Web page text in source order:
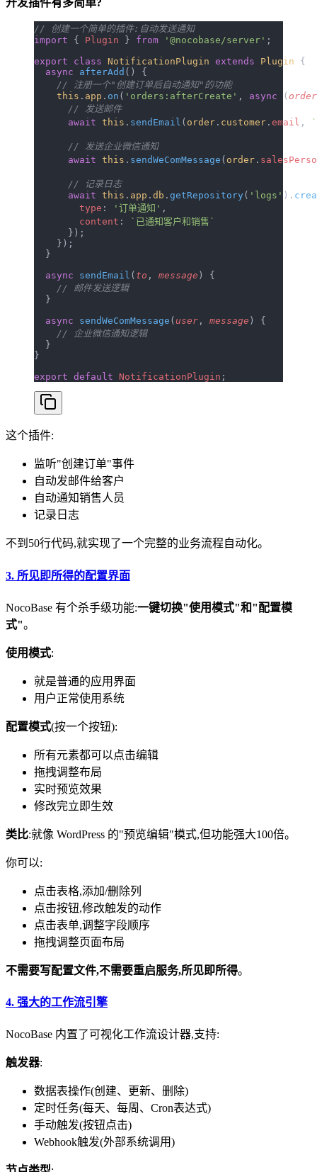
开发插件有多简单?
// 创建一个简单的插件:自动发送通知
import { Plugin } from '@nocobase/server' ;
export class NotificationPlugin extends Plugin {
  async
afterAdd () {
    // 注册一个"创建订单后自动通知"的功能
    this
. app . on ( 'orders:afterCreate' , async ( order
      // 发送邮件
      await
this . sendEmail ( order . customer . email ,
      // 发送企业微信通知
      await
this . sendWeComMessage ( order .
      // 记录日志
      await
this . app . db . getRepository ( 'logs' ).
        type
: '订单通知' ,
        content
:
`已通知客户和销售`
      });
    });
  }
  async
sendEmail ( to , message ) {
    // 邮件发送逻辑
  }
  async
sendWeComMessage ( user , message ) {
    // 企业微信通知逻辑
  }
}
export default NotificationPlugin ;
这个插件:
监听"创建订单"事件
自动发邮件给客户
自动通知销售人员
记录日志
不到50行代码,就实现了一个完整的业务流程自动化。
3. 所见即所得的配置界面
NocoBase 有个杀手级功能:一键切换"使用模式"和"配置模
式"。
使用模式:
就是普通的应用界面
用户正常使用系统
配置模式(按一个按钮):
所有元素都可以点击编辑
拖拽调整布局
实时预览效果
修改完立即生效
类比:就像 WordPress 的"预览编辑"模式,但功能强大100倍。
你可以:
点击表格,添加/删除列
点击按钮,修改触发的动作
点击表单,调整字段顺序
拖拽调整页面布局
不需要写配置文件,不需要重启服务,所见即所得。
4. 强大的工作流引擎
NocoBase 内置了可视化工作流设计器,支持:
触发器:
数据表操作(创建、更新、删除)
定时任务(每天、每周、Cron表达式)
手动触发(按钮点击)
Webhook触发(外部系统调用)